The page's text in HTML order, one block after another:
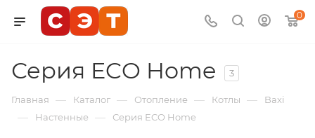
0
Серия ECO Home 3
Главная — Каталог — Отопление — Котлы — Baxi
— Настенные — Серия ECO Home